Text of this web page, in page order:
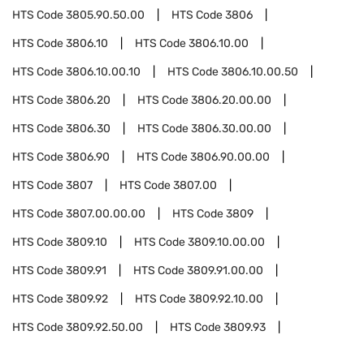
HTS Code3805.90.50.00 HTS Code3806
HTS Code3806.10 HTS Code3806.10.00
HTS Code3806.10.00.10 HTS Code3806.10.00.50
HTS Code3806.20 HTS Code3806.20.00.00
HTS Code3806.30 HTS Code3806.30.00.00
HTS Code3806.90 HTS Code3806.90.00.00
HTS Code3807 HTS Code3807.00
HTS Code3807.00.00.00 HTS Code3809
HTS Code3809.10 HTS Code3809.10.00.00
HTS Code3809.91 HTS Code3809.91.00.00
HTS Code3809.92 HTS Code3809.92.10.00
HTS Code3809.92.50.00 HTS Code3809.93